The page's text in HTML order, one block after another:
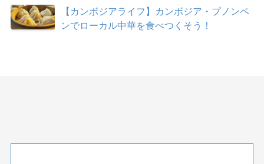
【カンボジアライフ】カンボジア・プノンペ
ンでローカル中華を食べつくそう！